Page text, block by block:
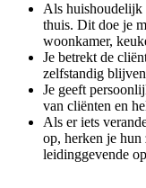
Als huishoudelijk
thuis. Dit doe je
woonkamer,
Je betrekt de
zelfstandig
Je geeft
van cliënten en
Als er iets
op, herken je
leidinggevende